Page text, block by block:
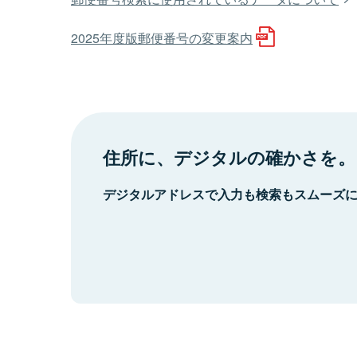
2025年度版郵便番号の変更案内
住所に、デジタルの確かさを。
デジタルアドレスで入力も検索もスムーズ